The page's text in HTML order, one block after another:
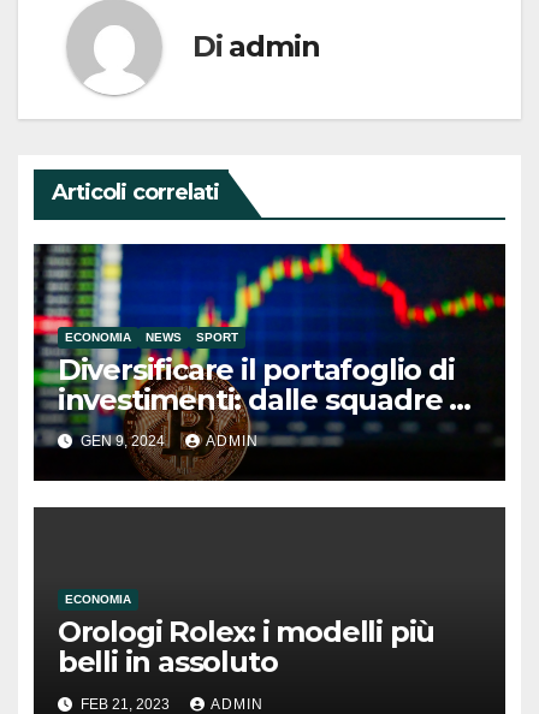
Di admin
Articoli correlati
ECONOMIA NEWS SPORT
Diversificare il portafoglio di
investimenti: dalle squadre di
calcio alle criptovalute
GEN 9, 2024 ADMIN
ECONOMIA
Orologi Rolex: i modelli più
belli in assoluto
FEB 21, 2023 ADMIN